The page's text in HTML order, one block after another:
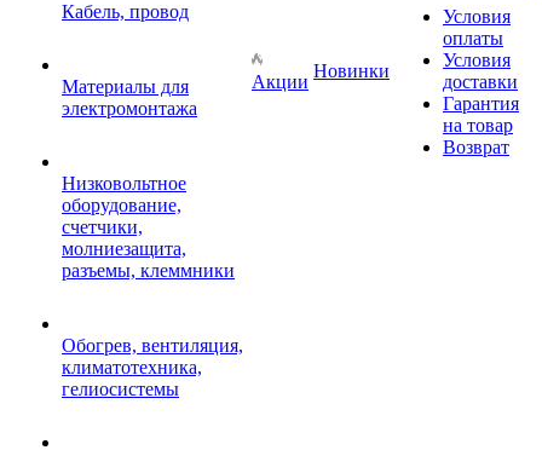
Кабель, провод
Материалы для
электромонтажа
Низковольтное
оборудование,
счетчики,
молниезащита,
разъемы, клеммники
Обогрев, вентиляция,
климатотехника,
гелиосистемы
Акции
Новинки
Условия
оплаты
Условия
доставки
Гарантия
на товар
Возврат